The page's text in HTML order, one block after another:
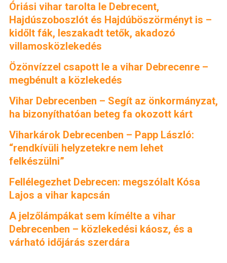
Óriási vihar tarolta le Debrecent,
Hajdúszoboszlót és Hajdúböszörményt is –
kidőlt fák, leszakadt tetők, akadozó
villamosközlekedés
Özönvízzel csapott le a vihar Debrecenre –
megbénult a közlekedés
Vihar Debrecenben – Segít az önkormányzat,
ha bizonyíthatóan beteg fa okozott kárt
Viharkárok Debrecenben – Papp László:
“rendkívüli helyzetekre nem lehet
felkészülni”
Fellélegezhet Debrecen: megszólalt Kósa
Lajos a vihar kapcsán
A jelzőlámpákat sem kímélte a vihar
Debrecenben – közlekedési káosz, és a
várható időjárás szerdára